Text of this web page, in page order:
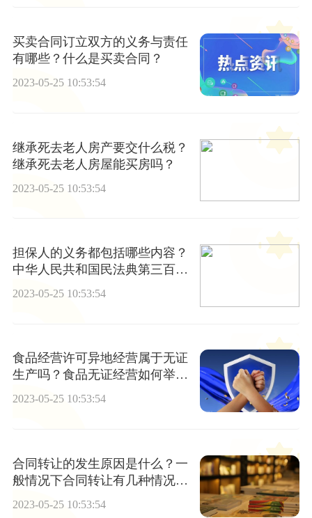
买卖合同订立双方的义务与责任
有哪些？什么是买卖合同？
2023-05-25 10:53:54
继承死去老人房产要交什么税？
继承死去老人房屋能买房吗？
2023-05-25 10:53:54
担保人的义务都包括哪些内容？
中华人民共和国民法典第三百八
十七条内容是什么？
2023-05-25 10:53:54
食品经营许可异地经营属于无证
生产吗？食品无证经营如何举
报？
2023-05-25 10:53:54
合同转让的发生原因是什么？一
般情况下合同转让有几种情况？
2023-05-25 10:53:54